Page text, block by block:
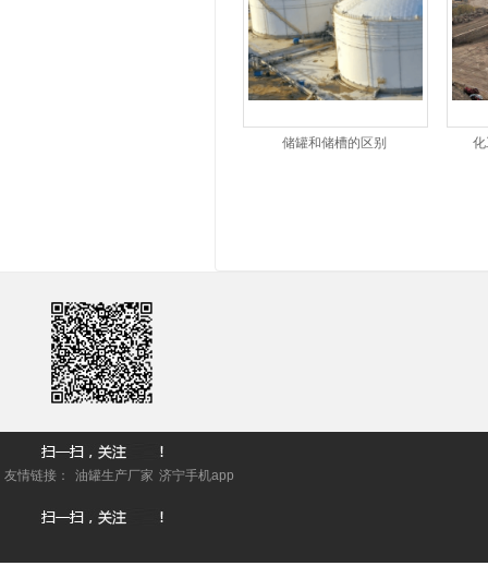
储罐和储槽的区别
友情链接： 油罐生产厂家 济宁手机app